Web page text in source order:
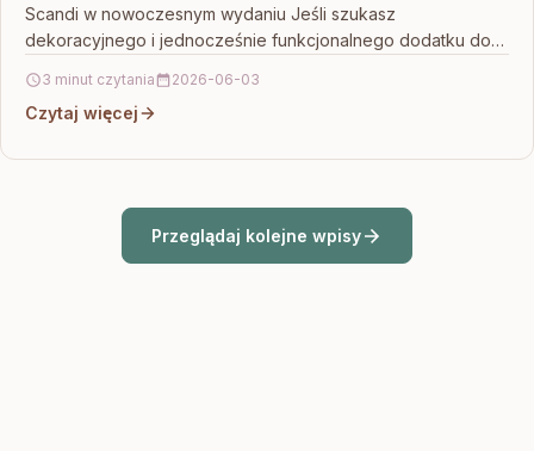
Scandi w nowoczesnym wydaniu Jeśli szukasz
dekoracyjnego i jednocześnie funkcjonalnego dodatku do
3 minut czytania 2026-06-03
Czytaj więcej
Przeglądaj kolejne wpisy